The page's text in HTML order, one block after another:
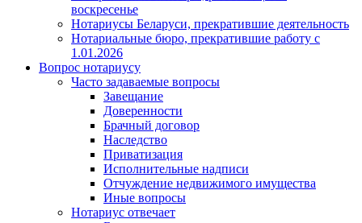
воскресенье
Нотариусы Беларуси, прекратившие деятельность
Нотариальные бюро, прекратившие работу с
1.01.2026
Вопрос нотариусу
Часто задаваемые вопросы
Завещание
Доверенности
Брачный договор
Наследство
Приватизация
Исполнительные надписи
Отчуждение недвижимого имущества
Иные вопросы
Нотариус отвечает